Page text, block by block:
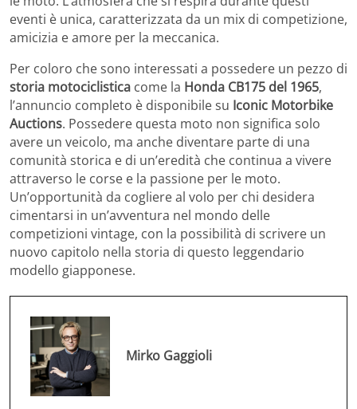
eventi è unica, caratterizzata da un mix di competizione,
amicizia e amore per la meccanica.
Per coloro che sono interessati a possedere un pezzo di
storia motociclistica come la Honda CB175 del 1965,
l’annuncio completo è disponibile su Iconic Motorbike
Auctions. Possedere questa moto non significa solo
avere un veicolo, ma anche diventare parte di una
comunità storica e di un’eredità che continua a vivere
attraverso le corse e la passione per le moto.
Un’opportunità da cogliere al volo per chi desidera
cimentarsi in un’avventura nel mondo delle
competizioni vintage, con la possibilità di scrivere un
nuovo capitolo nella storia di questo leggendario
modello giapponese.
Mirko Gaggioli